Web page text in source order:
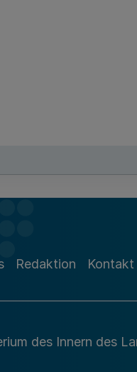
Redaktion Kontakt
des Innern des